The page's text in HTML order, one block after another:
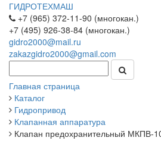
ГИДРОТЕХМАШ
+7 (965) 372-11-90 (многокан.)
+7 (495) 926-38-84 (многокан.)
gidro2000@mail.ru
zakazgidro2000@gmail.com
Главная страница
Каталог
Гидропривод
Клапанная аппаратура
Клапан предохранительный МКПВ-